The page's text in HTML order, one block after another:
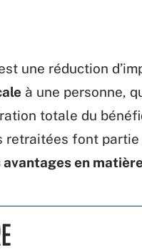
une réduction
à une personne,
totale du
retraitées font
avantages en